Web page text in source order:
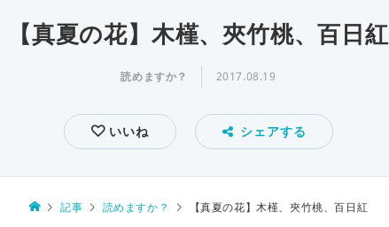
【真夏の花】木槿、夾竹桃、百日紅
読めますか？ 2017.08.19
いいね シェアする
記事 読めますか？ 【真夏の花】木槿、夾竹桃、百日紅